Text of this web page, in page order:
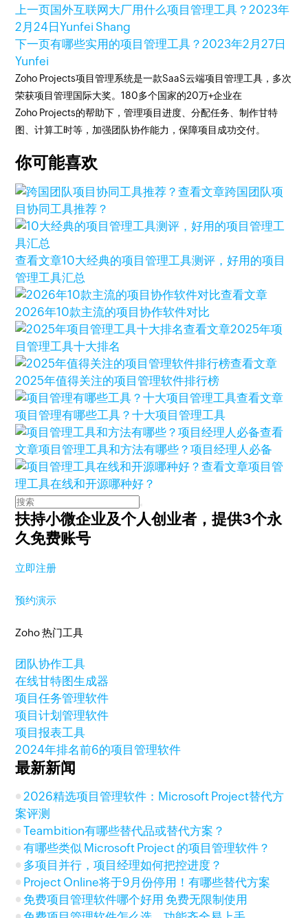
上一页国外互联网大厂用什么项目管理工具？2023年
2月24日Yunfei Shang
下一页有哪些实用的项目管理工具？2023年2月27日
Yunfei
Zoho Projects项目管理系统是一款SaaS云端项目管理工具，多次
荣获项目管理国际大奖。180多个国家的20万+企业在
Zoho Projects的帮助下，管理项目进度、分配任务、制作甘特
图、计算工时等，加强团队协作能力，保障项目成功交付。
你可能喜欢
查看文章跨国团队项
目协同工具推荐？
查看文章10大经典的项目管理工具测评，好用的项目
管理工具汇总
查看文章
2026年10款主流的项目协作软件对比
查看文章2025年项
目管理工具十大排名
查看文章
2025年值得关注的项目管理软件排行榜
查看文章
项目管理有哪些工具？十大项目管理工具
查看
文章项目管理工具和方法有哪些？项目经理人必备
查看文章项目管
理工具在线和开源哪种好？
扶持小微企业及个人创业者，提供3个永
久免费账号
立即注册
预约演示
Zoho 热门工具
团队协作工具
在线甘特图生成器
项目任务管理软件
项目计划管理软件
项目报表工具
2024年排名前6的项目管理软件
最新新闻
2026精选项目管理软件：Microsoft Project替代方
案评测
Teambition有哪些替代品或替代方案？
有哪些类似 Microsoft Project 的项目管理软件？
多项目并行，项目经理如何把控进度？
Project Online将于9月份停用！有哪些替代方案
免费项目管理软件哪个好用 免费无限制使用